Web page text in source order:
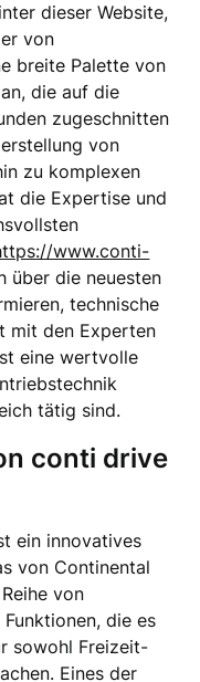
dieser Website,
von
breite Palette von
die auf die
zugeschnitten
von
zu komplexen
die Expertise und
www.conti-
über die neuesten
technische
mit den Experten
eine wertvolle
tätig sind.
conti drive
ein innovatives
von Continental
von
die es
sowohl Freizeit-
Eines der